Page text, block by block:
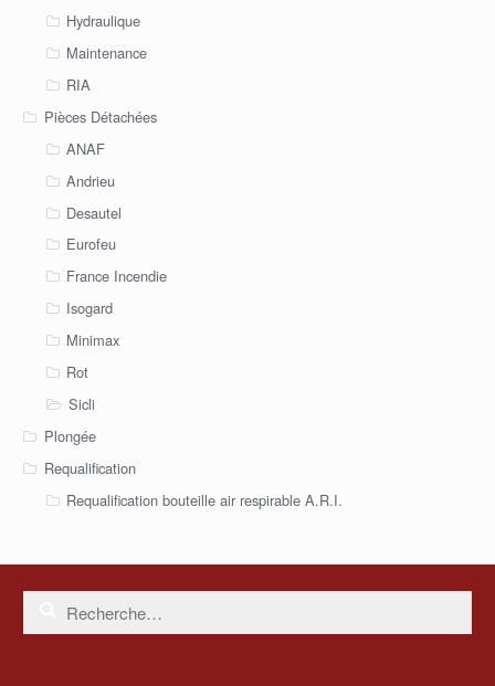
Hydraulique
Maintenance
RIA
Pièces Détachées
ANAF
Andrieu
Desautel
Eurofeu
France Incendie
Isogard
Minimax
Rot
Sicli
Plongée
Requalification
Requalification bouteille air respirable A.R.I.
Rechercher :